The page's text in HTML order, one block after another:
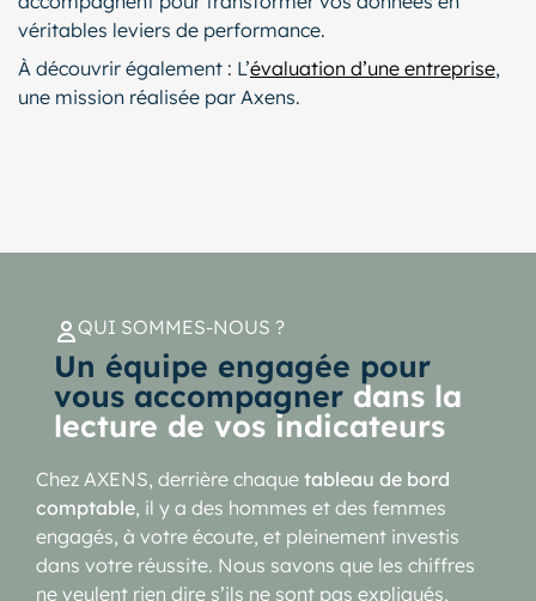
véritables leviers de performance.
À découvrir également : L’évaluation d’une entreprise,
une mission réalisée par Axens.
QUI SOMMES-NOUS ?
Un équipe engagée pour
vous accompagner dans la
lecture de vos indicateurs
Chez AXENS, derrière chaque tableau de bord
comptable, il y a des hommes et des femmes
engagés, à votre écoute, et pleinement investis
dans votre réussite. Nous savons que les chiffres
ne veulent rien dire s’ils ne sont pas expliqués,